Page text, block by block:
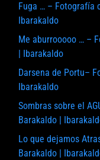
Fuga … – Fotografía
Ibarakaldo
Me aburrooooo … –
| Ibarakaldo
Darsena de Portu–
Ibarakaldo
Sombras sobre el
Barakaldo |
Lo que dejamos
Barakaldo |